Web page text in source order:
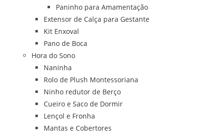
Paninho para Amamentação
Extensor de Calça para Gestante
Kit Enxoval
Pano de Boca
Hora do Sono
Naninha
Rolo de Plush Montessoriana
Ninho redutor de Berço
Cueiro e Saco de Dormir
Lençol e Fronha
Mantas e Cobertores